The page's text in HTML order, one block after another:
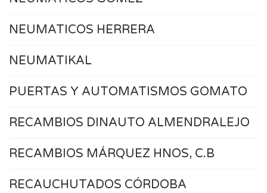
NEUMATICOS HERRERA
NEUMATIKAL
PUERTAS Y AUTOMATISMOS GOMATO
RECAMBIOS DINAUTO ALMENDRALEJO
RECAMBIOS MÁRQUEZ HNOS, C.B
RECAUCHUTADOS CÓRDOBA